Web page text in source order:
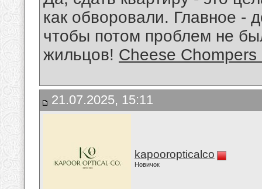
как обворовали. Главное -
чтобы потом проблем не
жильцов! Cheese Chompers
21.07.2025, 15:11
kapooropticalco
Новичок